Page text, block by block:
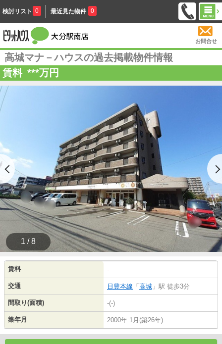
検討リスト 0 最近見た物件 0
お問合せ
高城マナ－ハウスの過去掲載物件情報
賃料 ***万円
1 / 8
賃料 -
交通 日豊本線 「 高城 」駅 徒歩3分
間取り(面積) -(-)
築年月 2000年 1月(築26年)